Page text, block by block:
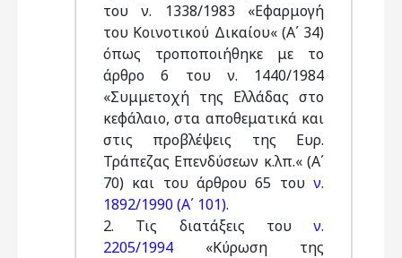
του ν. 1338/1983 «Εφαρμογή
του Κοινοτικού Δικαίου« (Α΄ 34)
όπως τροποποιήθηκε με το
άρθρο 6 του ν. 1440/1984
«Συμμετοχή της Ελλάδας στο
κεφάλαιο, στα αποθεματικά και
στις προβλέψεις της Ευρ.
Τράπεζας Επενδύσεων κ.λπ.« (Α΄
70) και του άρθρου 65 του ν.
1892/1990 (Α΄ 101).
2. Τις διατάξεις του ν.
2205/1994 «Κύρωση της